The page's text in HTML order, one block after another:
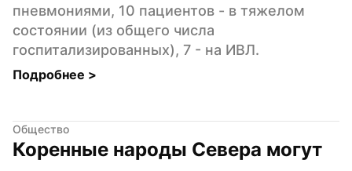
пневмониями, 10 пациентов - в тяжелом
состоянии (из общего числа
госпитализированных), 7 - на ИВЛ.
Подробнее >
Общество
Коренные народы Севера могут